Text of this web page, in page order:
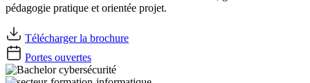
pédagogie pratique et orientée projet.
Télécharger la brochure
Portes ouvertes